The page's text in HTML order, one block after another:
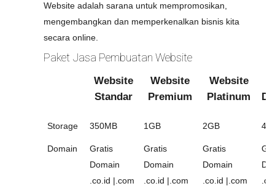
Website adalah sarana untuk mempromosikan,
mengembangkan dan memperkenalkan bisnis kita
secara online.
Paket Jasa Pembuatan Website
Website
Standar
Website
Premium
Website
Platinum
Storage 350MB 1GB 2GB
Domain
Gratis
Domain
.co.id |.com
Gratis
Domain
.co.id |.com
Gratis
Domain
.co.id |.com